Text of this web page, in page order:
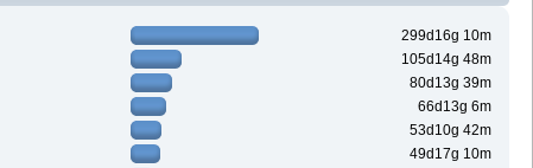
299d16g 10m
105d14g 48m
80d13g 39m
66d13g 6m
53d10g 42m
49d17g 10m